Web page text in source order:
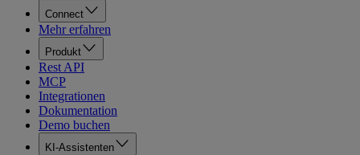
Connect
Mehr erfahren
Produkt
Rest API
MCP
Integrationen
Dokumentation
Demo buchen
KI-Assistenten